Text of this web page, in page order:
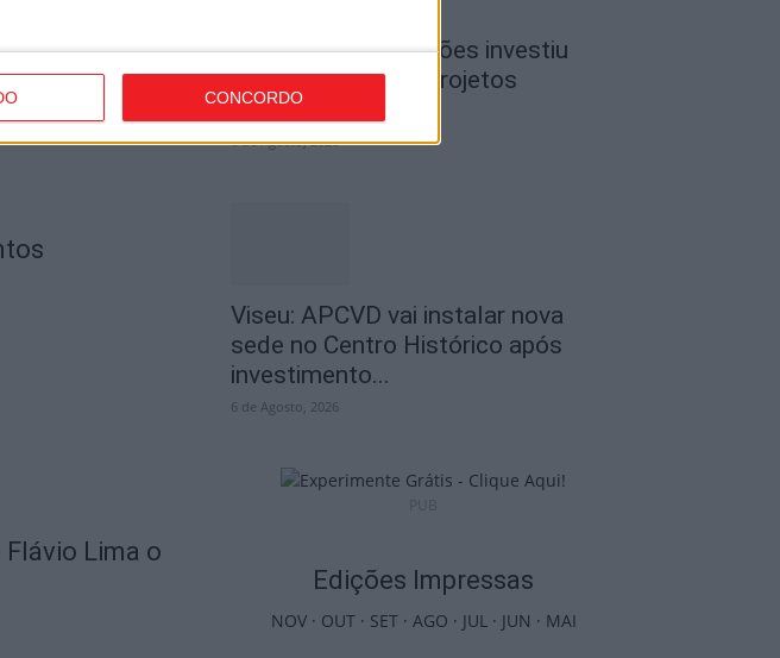
CONCORDO
Lima o
Viseu: CIM Dão Lafões investiu
350 mil euros em projetos
educativos...
6 de Agosto, 2026
Viseu: APCVD vai instalar nova
sede no Centro Histórico após
investimento...
6 de Agosto, 2026
Edições Impressas
NOV· OUT· SET· AGO · JUL· JUN · MAI